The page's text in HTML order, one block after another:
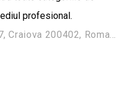
profesional.
Strada Alexandru Ioan Cuza 9-7, Craiova 200402, Romania